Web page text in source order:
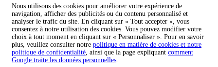
Copyright © 2026 TAPISO
Nous utilisons des cookies pour améliorer votre expérience de
navigation, afficher des publicités ou du contenu personnalisé et
analyser le trafic du site. En cliquant sur « Tout accepter », vous
consentez à notre utilisation des cookies. Vous pouvez modifier votre
choix à tout moment en cliquant sur « Personnaliser ». Pour en savoir
plus, veuillez consulter notre politique en matière de cookies et notre
politique de confidentialité, ainsi que la page expliquant comment
Google traite les données personnelles.
Panier